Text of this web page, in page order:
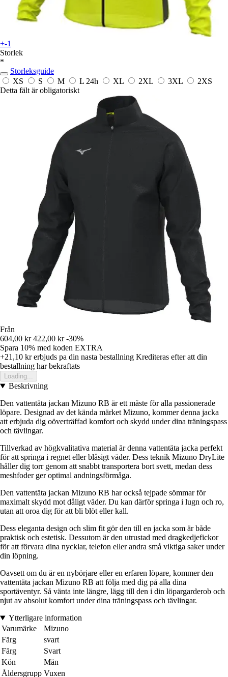
+-1
Storlek
*
Storleksguide
XS
S M L 24h XL 2XL 3XL
2XS
Detta fält är obligatoriskt
Från
604,00 kr 422,00 kr -30%
Spara 10% med koden EXTRA
+21,10 krerbjuds pa din nasta bestallning Krediteras efter att din
bestallning har bekraftats
Loading...
Beskrivning
Den vattentäta jackan Mizuno RB är ett måste för alla passionerade
löpare. Designad av det kända märket Mizuno, kommer denna jacka
att erbjuda dig oöverträffad komfort och skydd under dina träningspass
och tävlingar.
Tillverkad av högkvalitativa material är denna vattentäta jacka perfekt
för att springa i regnet eller blåsigt väder. Dess teknik Mizuno DryLite
håller dig torr genom att snabbt transportera bort svett, medan dess
meshfoder ger optimal andningsförmåga.
Den vattentäta jackan Mizuno RB har också tejpade sömmar för
maximalt skydd mot dåligt väder. Du kan därför springa i lugn och ro,
utan att oroa dig för att bli blöt eller kall.
Dess eleganta design och slim fit gör den till en jacka som är både
praktisk och estetisk. Dessutom är den utrustad med dragkedjefickor
för att förvara dina nycklar, telefon eller andra små viktiga saker under
din löpning.
Oavsett om du är en nybörjare eller en erfaren löpare, kommer den
vattentäta jackan Mizuno RB att följa med dig på alla dina
sportäventyr. Så vänta inte längre, lägg till den i din löpargarderob och
njut av absolut komfort under dina träningspass och tävlingar.
Ytterligare information
Varumärke
Mizuno
Färg
svart
Färg
Svart
Kön
Män
Åldersgrupp Vuxen